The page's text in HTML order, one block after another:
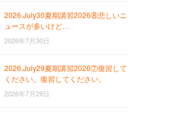
2026.July30夏期講習2026⑧悲しいニ
ュースが多いけど…
2026年7月30日
2026.July29夏期講習2026⑦復習して
ください。復習してください。
2026年7月29日